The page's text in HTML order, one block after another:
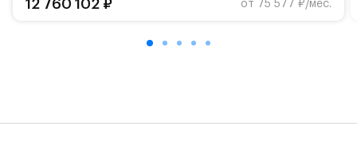
12 760 102 ₽
от 75 577 ₽/мес.